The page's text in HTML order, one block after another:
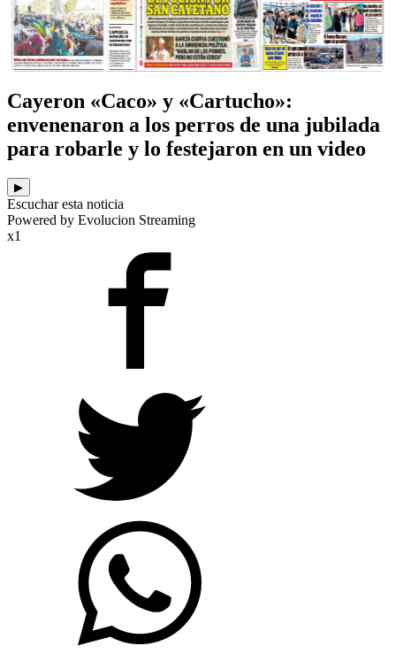
Cayeron «Caco» y «Cartucho»:
envenenaron a los perros de una jubilada
para robarle y lo festejaron en un video
▶
Escuchar esta noticia
Powered by Evolucion Streaming
x1